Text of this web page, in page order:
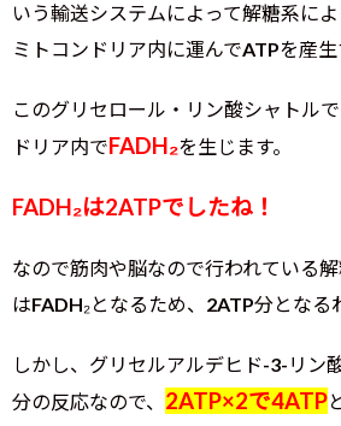
いう輸送システムによって解糖系に
ミトコンドリア内に運んでATPを産生
このグリセロール・リン酸シャトル
ドリア内でFADH₂を生じます。
FADH₂は2ATPでしたね！
なので筋肉や脳なので行われている
はFADH₂となるため、2ATP分となる
しかし、グリセルアルデヒド-3-リン
分の反応なので、 2ATP×2で4ATP